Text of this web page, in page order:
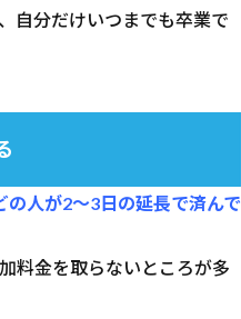
自分だけいつまでも卒業で
人が2～3日の延長で済んで
料金を取らないところが多